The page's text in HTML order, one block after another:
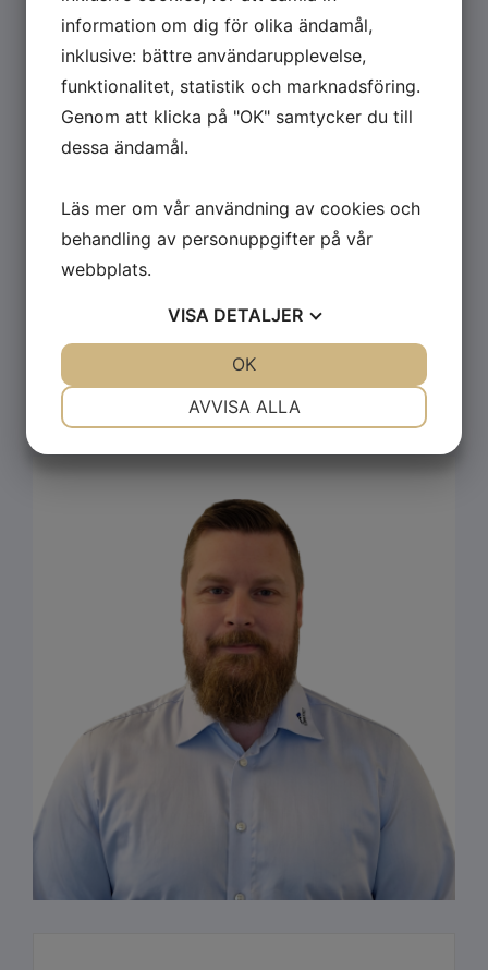
ORTIC VV40
Materialtjocklek:
Max bandbredd:300 mm
Max hastighet:40 m/min
Hej, ring så pratar vi kassett!
​​​​​​​⇣
information om dig för olika ändamål,
inklusive: bättre användarupplevelse,
funktionalitet, statistik och marknadsföring.
Genom att klicka på "OK" samtycker du till
dessa ändamål.
Läs mer om vår användning av cookies och
behandling av personuppgifter på vår
webbplats.
VISA DETALJER
AVVISA ALLA
OK